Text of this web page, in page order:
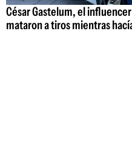
César Gastelum, el
mataron a tiros mientras